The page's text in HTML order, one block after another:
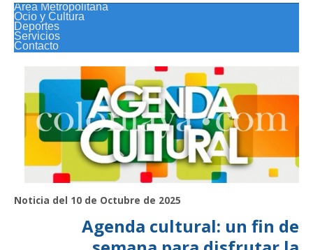
Área Metropolitana
Ocio y Cultura
Deportes
Servicios
Contacto
Noticia del 10 de Octubre de 2025
Agenda cultural: un fin de